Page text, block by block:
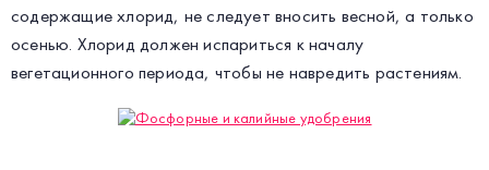
содержащие хлорид, не следует вносить весной, а только
осенью. Хлорид должен испариться к началу
вегетационного периода, чтобы не навредить растениям.